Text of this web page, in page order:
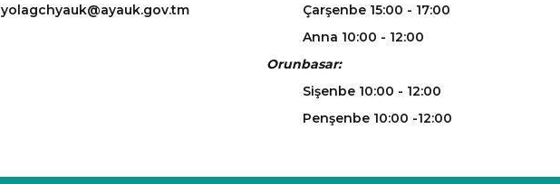
yolagchyauk@ayauk.gov.tm
Çarşenbe 15:00 - 17:00
Anna 10:00 - 12:00
Orunbasar:
Sişenbe 10:00 - 12:00
Penşenbe 10:00 -12:00